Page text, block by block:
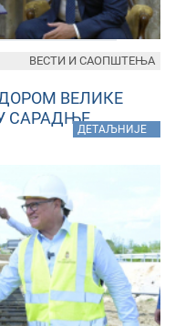
ВЕЛИКЕ
САРАДЊЕ
ДЕТАЉНИЈЕ
ВЕСТИ И САОПШТЕЊА